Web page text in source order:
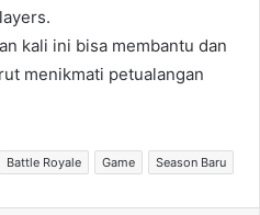
kali ini bisa membantu dan
menikmati petualangan
Battle Royale Game Season Baru